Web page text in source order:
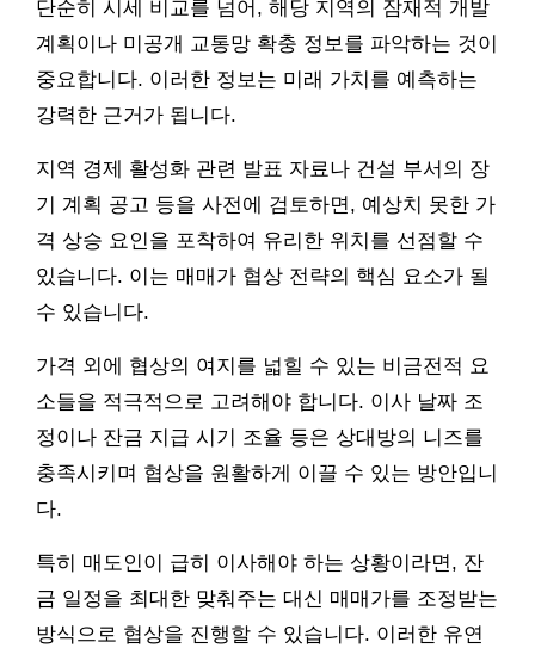
단순히 시세 비교를 넘어, 해당 지역의 잠재적 개발
계획이나 미공개 교통망 확충 정보를 파악하는 것이
중요합니다. 이러한 정보는 미래 가치를 예측하는
강력한 근거가 됩니다.
지역 경제 활성화 관련 발표 자료나 건설 부서의 장
기 계획 공고 등을 사전에 검토하면, 예상치 못한 가
격 상승 요인을 포착하여 유리한 위치를 선점할 수
있습니다. 이는 매매가 협상 전략의 핵심 요소가 될
수 있습니다.
가격 외에 협상의 여지를 넓힐 수 있는 비금전적 요
소들을 적극적으로 고려해야 합니다. 이사 날짜 조
정이나 잔금 지급 시기 조율 등은 상대방의 니즈를
충족시키며 협상을 원활하게 이끌 수 있는 방안입니
다.
특히 매도인이 급히 이사해야 하는 상황이라면, 잔
금 일정을 최대한 맞춰주는 대신 매매가를 조정받는
방식으로 협상을 진행할 수 있습니다. 이러한 유연